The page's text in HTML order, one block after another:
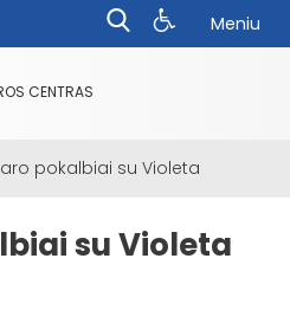
Meniu
CENTRAS
pokalbiai su Violeta
su Violeta